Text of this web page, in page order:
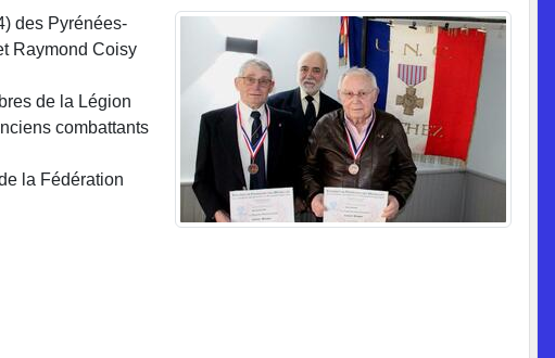
des Pyrénées-
Raymond Coisy
de la Légion
combattants
la Fédération